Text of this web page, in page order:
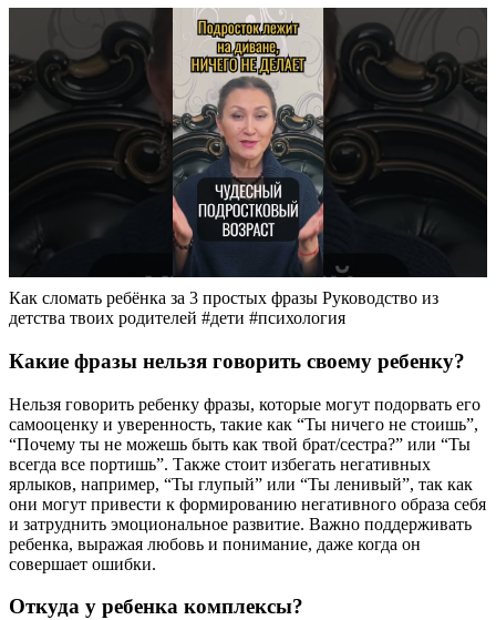
Как сломать ребёнка за 3 простых фразы Руководство из
детства твоих родителей #дети #психология
Какие фразы нельзя говорить своему ребенку?
Нельзя говорить ребенку фразы, которые могут подорвать его
самооценку и уверенность, такие как “Ты ничего не стоишь”,
“Почему ты не можешь быть как твой брат/сестра?” или “Ты
всегда все портишь”. Также стоит избегать негативных
ярлыков, например, “Ты глупый” или “Ты ленивый”, так как
они могут привести к формированию негативного образа себя
и затруднить эмоциональное развитие. Важно поддерживать
ребенка, выражая любовь и понимание, даже когда он
совершает ошибки.
Откуда у ребенка комплексы?